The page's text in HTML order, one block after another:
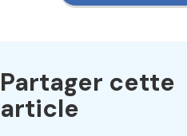
Partager cette
article